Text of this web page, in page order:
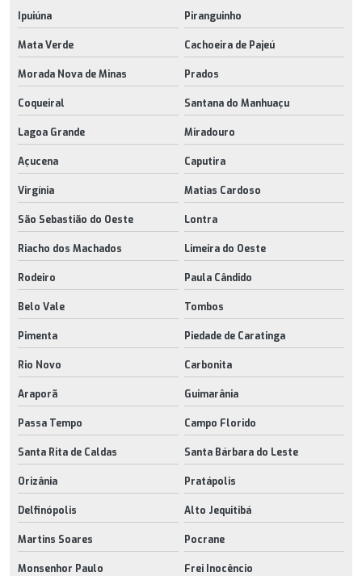
Ipuiúna Piranguinho
Mata Verde Cachoeira de Pajeú
Morada Nova de Minas Prados
Coqueiral Santana do Manhuaçu
Lagoa Grande Miradouro
Açucena Caputira
Virgínia Matias Cardoso
São Sebastião do Oeste Lontra
Riacho dos Machados Limeira do Oeste
Rodeiro Paula Cândido
Belo Vale Tombos
Pimenta Piedade de Caratinga
Rio Novo Carbonita
Araporã Guimarânia
Passa Tempo Campo Florido
Santa Rita de Caldas Santa Bárbara do Leste
Orizânia Pratápolis
Delfinópolis Alto Jequitibá
Martins Soares Pocrane
Monsenhor Paulo Frei Inocêncio